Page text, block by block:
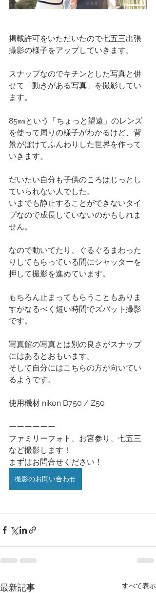
掲載許可をいただいたので七五三出張
撮影の様子をアップしていきます。
スナップなのでキチンとした写真と併
せて「動きがある写真」を撮影してい
ます。
85㎜という「ちょっと望遠」のレンズ
を使って周りの様子がわかるけど、背
景がぼけてふんわりした世界を作って
いきます。
だいたい自分も子供のころはじっとし
ていられない人でした。
いまでも静止することができないタイ
プなので成長していないのかもしれま
せん。
なので動いてたり、ぐるぐるまわった
りしてもらっている間にシャッターを
押して撮影を進めています。
もちろん止まってもらうこともありま
すがなるべく短い時間でズバット撮影
です。
写真館の写真とは別の良さがスナップ
にはあるとおもいます。
そして自分にはこちらの方が向いてい
るようです。
使用機材 nikon D750 / Z50
ーーーーーー
ファミリーフォト、お宮参り、七五三
など撮影します！
まずはお問合せください！
撮影のお問い合わせ
最新記事 すべて表示